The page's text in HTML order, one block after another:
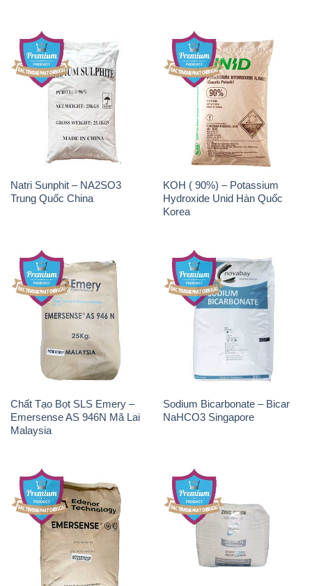
Natri Sunphit – NA2SO3
Trung Quốc China
KOH ( 90%) – Potassium
Hydroxide Unid Hàn Quốc
Korea
Chất Tạo Bọt SLS Emery –
Emersense AS 946N Mã Lai
Malaysia
Sodium Bicarbonate – Bicar
NaHCO3 Singapore